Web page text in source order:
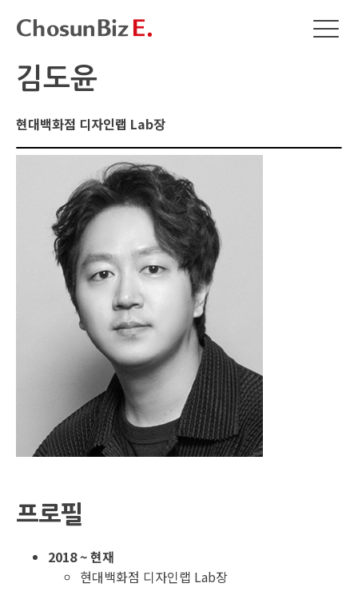
김도윤
현대백화점 디자인랩 Lab장
프로필
2018 ~ 현재
현대백화점 디자인랩 Lab장